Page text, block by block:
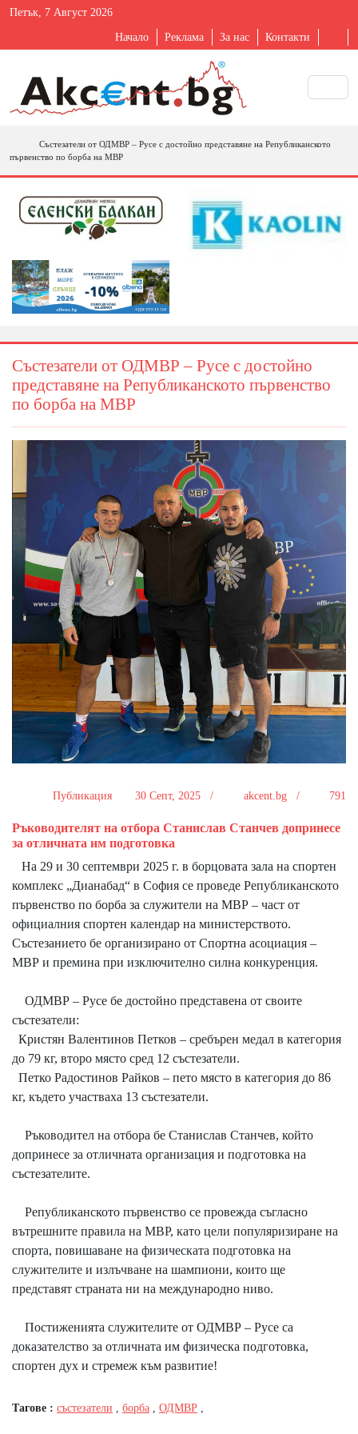
Петък, 7 Август 2026
Начало Реклама За нас Контакти
Състезатели от ОДМВР – Русе с достойно представяне на Републиканското
първенство по борба на МВР
Състезатели от ОДМВР – Русе с достойно
представяне на Републиканското първенство
по борба на МВР
Публикация 30 Септ, 2025 / akcent.bg / 791
Ръководителят на отбора Станислав Станчев допринесе
за отличната им подготовка
На 29 и 30 септември 2025 г. в борцовата зала на спортен
комплекс „Дианабад“ в София се проведе Републиканското
първенство по борба за служители на МВР – част от
официалния спортен календар на министерството.
Състезанието бе организирано от Спортна асоциация –
МВР и премина при изключително силна конкуренция.
ОДМВР – Русе бе достойно представена от своите
състезатели:
Кристян Валентинов Петков – сребърен медал в категория
до 79 кг, второ място сред 12 състезатели.
Петко Радостинов Райков – пето място в категория до 86
кг, където участваха 13 състезатели.
Ръководител на отбора бе Станислав Станчев, който
допринесе за отличната организация и подготовка на
състезателите.
Републиканското първенство се провежда съгласно
вътрешните правила на МВР, като цели популяризиране на
спорта, повишаване на физическата подготовка на
служителите и излъчване на шампиони, които ще
представят страната ни на международно ниво.
Постиженията служителите от ОДМВР – Русе са
доказателство за отличната им физическа подготовка,
спортен дух и стремеж към развитие!
Тагове : състезатели борба ОДМВР